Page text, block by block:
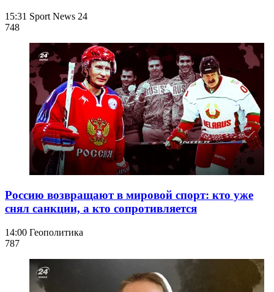
15:31 Sport News 24
748
Россию возвращают в мировой спорт: кто уже
снял санкции, а кто сопротивляется
14:00 Геополитика
787